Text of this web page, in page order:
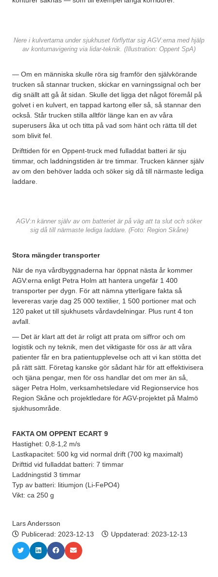
Nere i kulvertarna under sjukhuset förflyttar sig AGV:erna med hjälp
av konturnavigering via lidar-teknik. (Illustration: Oppent SpA)
— Om en människa skulle röra sig framför den självkörande
trucken så stannar trucken, skickar en varningssignal och ber
dig snällt att gå åt sidan. Skulle det ligga det något föremål på
golvet i en kulvert, en tappad kartong eller så, så stannar den
också. Står trucken stilla alltför länge kan en av våra
superusers åka ut och titta på vad som hänt och rätta till det
som blivit fel.
Drifttiden för en Oppent-truck med fulladdat batteri är sju
timmar, och laddningstiden är tre timmar. Trucken känner själv
av om den behöver ladda och söker sig då till närmaste lediga
laddare.
AGV:n känner själv av om batteriet är på väg att ta slut och söker
sig då till närmaste lediga laddare. (Foto: Region Skåne)
Stora mängder transporter
När de nya vårdbyggnaderna har öppnat nästa år kommer
AGV:erna enligt Petra Holm att hantera ungefär 1 400
transporter per dygn. För att nämna ytterligare fakta så
levereras varje dag 25 000 textilier, 1 500 portioner mat och
120 paket ut till sjukhusets vårdavdelningar. Plus runt 4 ton
avfall.
— Det är klart att det är roligt att prata om siffror och om
logistik och ny teknik, men det viktigaste för oss är att våra
patienter får en bra patientupplevelse och att vi kan stötta det
på rätt sätt. Företag kanske gör sådant här för att effektivisera
och tjäna pengar, men för oss handlar det om mer än så,
säger Petra Holm, verksamhetsledare vid Regionservice hos
Region Skåne och projektledare för AGV-projektet på Malmö
sjukhusområde.
FAKTA OM OPPENT ECART 9
Hastighet: 0,8-1,2 m/s
Lastkapacitet: 500 kg vid normal drift (700 kg maximalt)
Drifttid vid fulladdat batteri: 7 timmar
Laddningstid 3 timmar
Typ av batteri: litiumjon (Li-FePO4)
Vikt: ca 250 g
Lars Andersson
Publicerad: 2023-12-13 Uppdaterad: 2023-12-13